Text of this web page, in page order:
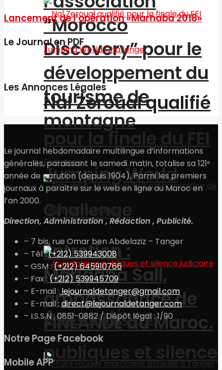
“Morocco
Discovery” pour le
développement du
tourisme de
montagne
Economie
Entretien :
Marjaana Sall,
ambassadrice de
FINLANDE au Maroc.
Nal Zeroual qualifié
pour la finale du FEI
Jumping World
Challenge
Accusations
publiques et silence
Lancement de l’opération «Marhaba 2018»
Le Journal en PDF
Les Annonces Légales
Le journal hebdomadaire multilingue d’informations
générales, paraissant le samedi matin, totalise sa 121ᵉ
année de parution (depuis 1904). Parmi les premiers
journaux à paraître sur le web en ligne au Maroc en
l’an 2000.
Direction, Administration , Rédaction , Publicité.
– 7 bis, rue Omar ben Abdelaziz – Tanger
– Tél :(+212) 539943008
– GSM :(+212) 645910766
– Fax :(+212) 539945709
– E-mail : lejournaldetanger@gmail.com
– E-mail :direct@lejournaldetanger.com
– I.S.S.N : 0851-0882 / Dépôt légal : 1/90
Notre Page Facebook
Mobile APP